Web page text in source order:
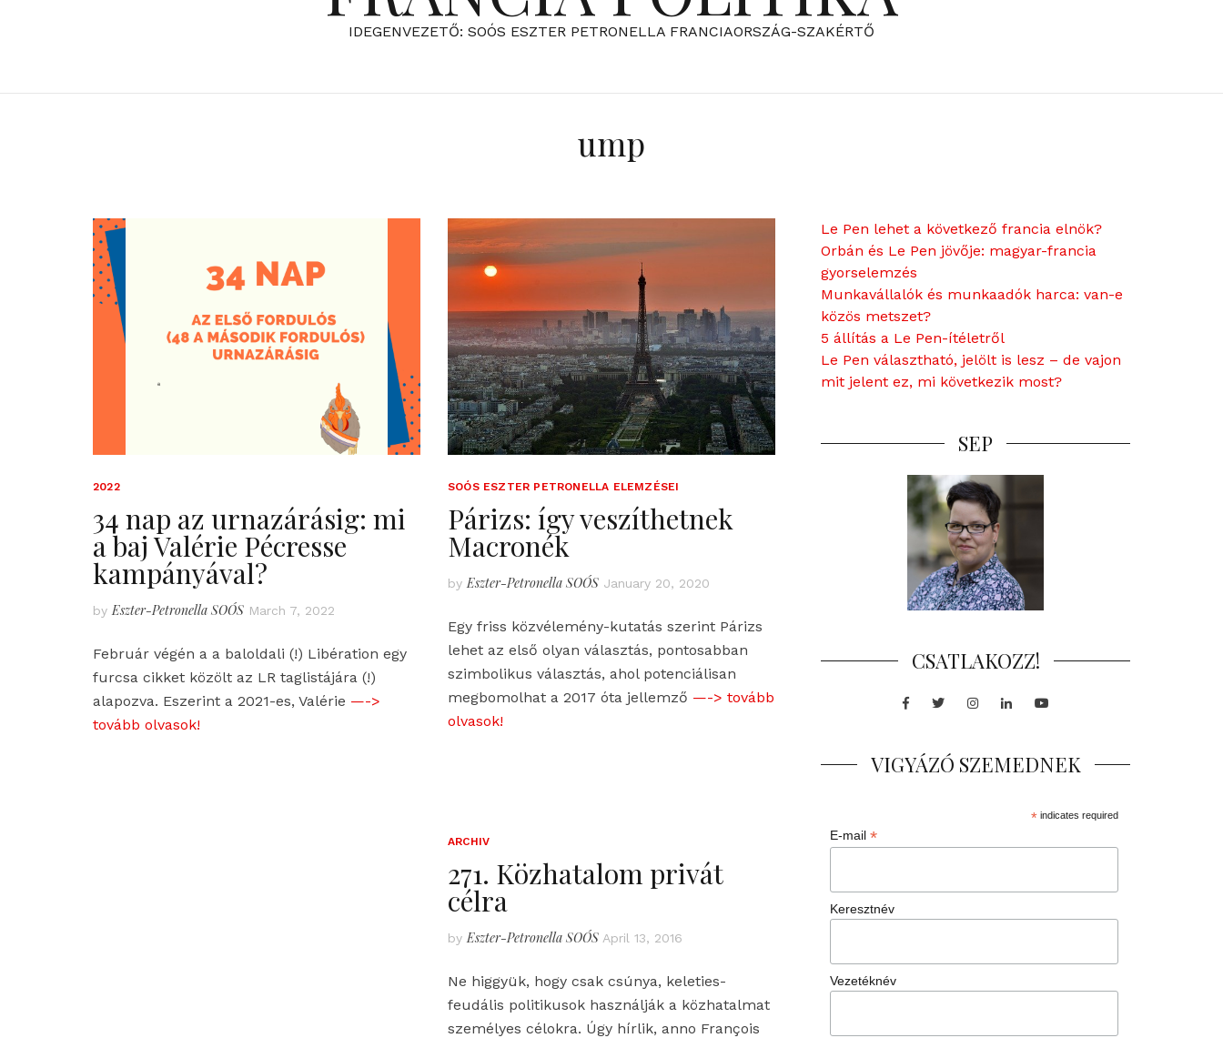
IDEGENVEZETŐ: SOÓS ESZTER PETRONELLA FRANCIAORSZÁG-SZAKÉRTŐ
ump
2022
34 nap az urnazárásig: mi
a baj Valérie Pécresse
kampányával?
by Eszter-Petronella SOÓS March 7, 2022
Február végén a a baloldali (!) Libération egy
furcsa cikket közölt az LR taglistájára (!)
alapozva. Eszerint a 2021-es, Valérie —->
tovább olvasok!
SOÓS ESZTER PETRONELLA ELEMZÉSEI
Párizs: így veszíthetnek
Macronék
by Eszter-Petronella SOÓS January 20, 2020
Egy friss közvélemény-kutatás szerint Párizs
lehet az első olyan választás, pontosabban
szimbolikus választás, ahol potenciálisan
megbomolhat a 2017 óta jellemző —-> tovább
olvasok!
ARCHIV
271. Közhatalom privát
célra
by Eszter-Petronella SOÓS April 13, 2016
Ne higgyük, hogy csak csúnya, keleties-
feudális politikusok használják a közhatalmat
személyes célokra. Úgy hírlik, anno François
Le Pen lehet a következő francia elnök?
Orbán és Le Pen jövője: magyar-francia
gyorselemzés
Munkavállalók és munkaadók harca: van-e
közös metszet?
5 állítás a Le Pen-ítéletről
Le Pen választható, jelölt is lesz – de vajon
mit jelent ez, mi következik most?
SEP
CSATLAKOZZ!
Facebook
TwitterInstagram
LinkedInYoutube
VIGYÁZÓ SZEMEDNEK
*indicates required
E-mail*
Keresztnév
Vezetéknév